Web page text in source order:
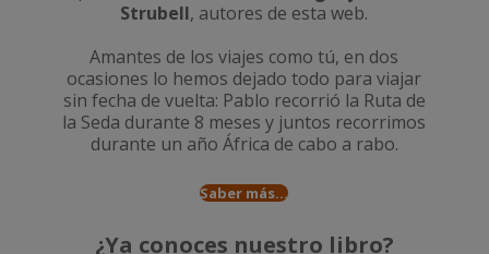
Strubell, autores de esta web.
Amantes de los viajes como tú, en dos
ocasiones lo hemos dejado todo para viajar
sin fecha de vuelta: Pablo recorrió la Ruta de
la Seda durante 8 meses y juntos recorrimos
durante un año África de cabo a rabo.
Saber más...
¿Ya conoces nuestro libro?